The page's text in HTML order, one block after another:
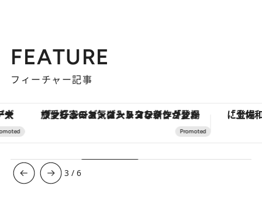
FEATURE
フィーチャー記事
ヴァシュロン・コンスタンタン「オーヴァーシーズ・オートマティック」。旅愛好家のお気に入りコレクションから、ジェンダーレスな新作が登場
3 /6